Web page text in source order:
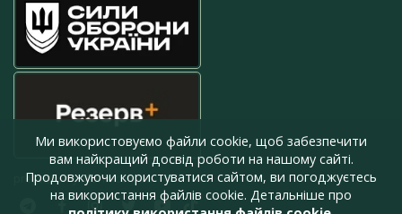
press@armyinform.com.ua
Ми використовуємо файли cookie, щоб забезпечити
вам найкращий досвід роботи на нашому сайті.
Продовжуючи користуватися сайтом, ви погоджуєтесь
на використання файлів cookie. Детальніше про